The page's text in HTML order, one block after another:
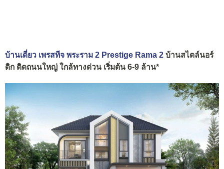
บ้านเดี่ยว เพรสทีจ พระราม 2 Prestige Rama 2 บ้านสไตล์นอร์
ดิก ติดถนนใหญ่ ใกล้ทางด่วน เริ่มต้น 6-9 ล้าน*